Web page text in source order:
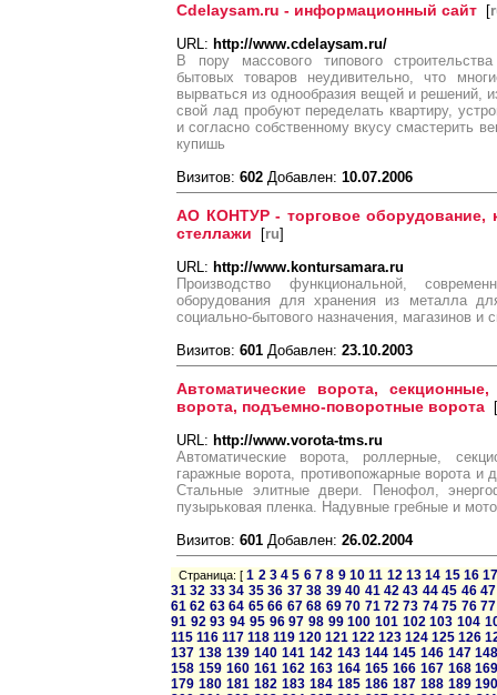
Cdelaysam.ru - информационный сайт [
URL: http://www.cdelaysam.ru/
В пору массового типового
бытовых товаров неудивительно, что
вырваться из однообразия вещей и решений,
свой лад пробуют переделать квартиру,
и согласно собственному вкусу смастерить
купишь
Визитов: 602 Добавлен: 10.07.2006
AO КОНТУР - торговое оборудование,
стеллажи [ru]
URL: http://www.kontursamara.ru
Производство функциональной,
оборудования для хранения из металла
социально-бытового назначения, магазинов и
Визитов: 601 Добавлен: 23.10.2003
Автоматические ворота,
ворота, подъемно-поворотные ворота [
URL: http://www.vorota-tms.ru
Автоматические ворота, роллерные,
гаражные ворота, противопожарные ворота и
Стальные элитные двери. Пенофол,
пузырьковая пленка. Надувные гребные и
Визитов: 601 Добавлен: 26.02.2004
Страница: [1 2 3 4 5 6 7 8 9 10 11 12 13 14 15 16
31 32 33 34 35 36 37 38 39 40 41 42 43 44 45 46 47
61 62 63 64 65 66 67 68 69 70 71 72 73 74 75 76 77
91 92 93 94 95 96 97 98 99 100 101 102 103 104
115 116 117 118 119 120 121 122 123 124 125 126
137 138 139 140 141 142 143 144 145 146 147
158 159 160 161 162 163 164 165 166 167 168
179 180 181 182 183 184 185 186 187 188 189